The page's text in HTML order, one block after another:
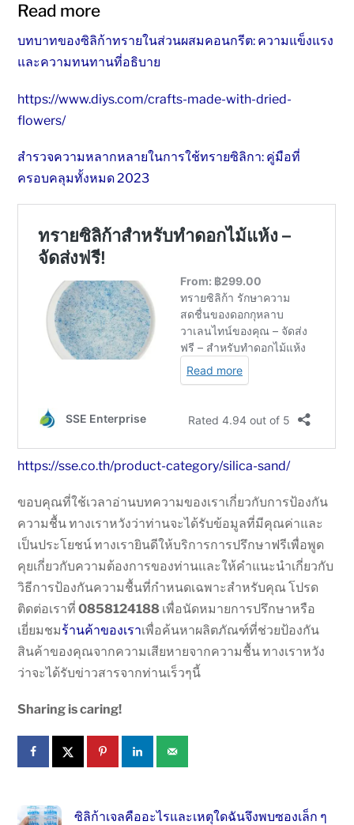
Read more
บทบาทของซิลิก้าทรายในส่วนผสมคอนกรีต: ความแข็งแรง
และความทนทานที่อธิบาย
https://www.diys.com/crafts-made-with-dried-
flowers/
สำรวจความหลากหลายในการใช้ทรายซิลิกา: คู่มือที่
ครอบคลุมทั้งหมด 2023
https://sse.co.th/product-category/silica-sand/
ขอบคุณที่ใช้เวลาอ่านบทความของเราเกี่ยวกับการป้องกัน
ความชื้น ทางเราหวังว่าท่านจะได้รับข้อมูลที่มีคุณค่าและ
เป็นประโยชน์ ทางเรายินดีให้บริการการปรึกษาฟรีเพื่อพูด
คุยเกี่ยวกับความต้องการของท่านและให้คำแนะนำเกี่ยวกับ
วิธีการป้องกันความชื้นที่กำหนดเฉพาะสำหรับคุณ โปรด
ติดต่อเราที่0858124188 เพื่อนัดหมายการปรึกษาหรือ
เยี่ยมชมร้านค้าของเราเพื่อค้นหาผลิตภัณฑ์ที่ช่วยป้องกัน
สินค้าของคุณจากความเสียหายจากความชื้น ทางเราหวัง
ว่าจะได้รับข่าวสารจากท่านเร็วๆนี้
Sharing is caring!
ซิลิก้าเจลคืออะไรและเหตุใดฉันจึงพบซองเล็ก ๆ